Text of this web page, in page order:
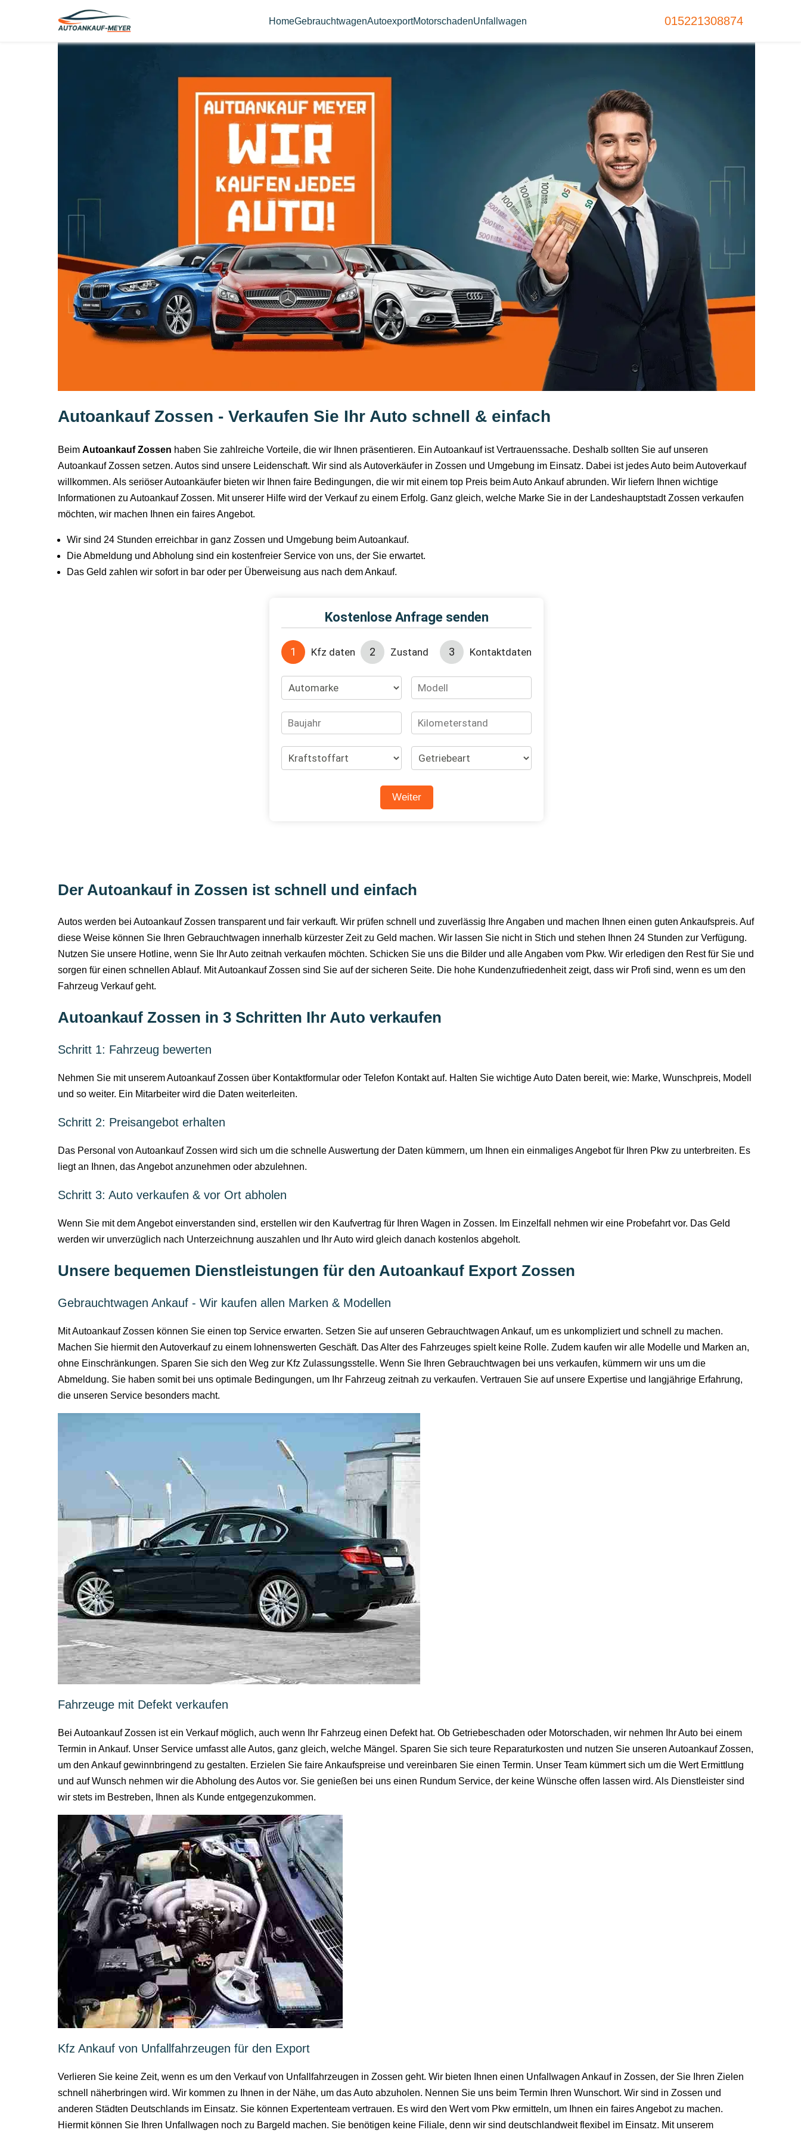
HomeGebrauchtwagenAutoexportMotorschadenUnfallwagen 015221308874
Autoankauf Zossen - Verkaufen Sie Ihr Auto schnell & einfach
Beim Autoankauf Zossen haben Sie zahlreiche Vorteile, die wir Ihnen präsentieren. Ein Autoankauf ist Vertrauenssache. Deshalb sollten Sie auf unseren
Autoankauf Zossen setzen. Autos sind unsere Leidenschaft. Wir sind als Autoverkäufer in Zossen und Umgebung im Einsatz. Dabei ist jedes Auto beim Autoverkauf
willkommen. Als seriöser Autoankäufer bieten wir Ihnen faire Bedingungen, die wir mit einem top Preis beim Auto Ankauf abrunden. Wir liefern Ihnen wichtige
Informationen zu Autoankauf Zossen. Mit unserer Hilfe wird der Verkauf zu einem Erfolg. Ganz gleich, welche Marke Sie in der Landeshauptstadt Zossen verkaufen
möchten, wir machen Ihnen ein faires Angebot.
Wir sind 24 Stunden erreichbar in ganz Zossen und Umgebung beim Autoankauf.
Die Abmeldung und Abholung sind ein kostenfreier Service von uns, der Sie erwartet.
Das Geld zahlen wir sofort in bar oder per Überweisung aus nach dem Ankauf.
Der Autoankauf in Zossen ist schnell und einfach
Autos werden bei Autoankauf Zossen transparent und fair verkauft. Wir prüfen schnell und zuverlässig Ihre Angaben und machen Ihnen einen guten Ankaufspreis. Auf
diese Weise können Sie Ihren Gebrauchtwagen innerhalb kürzester Zeit zu Geld machen. Wir lassen Sie nicht in Stich und stehen Ihnen 24 Stunden zur Verfügung.
Nutzen Sie unsere Hotline, wenn Sie Ihr Auto zeitnah verkaufen möchten. Schicken Sie uns die Bilder und alle Angaben vom Pkw. Wir erledigen den Rest für Sie und
sorgen für einen schnellen Ablauf. Mit Autoankauf Zossen sind Sie auf der sicheren Seite. Die hohe Kundenzufriedenheit zeigt, dass wir Profi sind, wenn es um den
Fahrzeug Verkauf geht.
Autoankauf Zossen in 3 Schritten Ihr Auto verkaufen
Schritt 1: Fahrzeug bewerten
Nehmen Sie mit unserem Autoankauf Zossen über Kontaktformular oder Telefon Kontakt auf. Halten Sie wichtige Auto Daten bereit, wie: Marke, Wunschpreis, Modell
und so weiter. Ein Mitarbeiter wird die Daten weiterleiten.
Schritt 2: Preisangebot erhalten
Das Personal von Autoankauf Zossen wird sich um die schnelle Auswertung der Daten kümmern, um Ihnen ein einmaliges Angebot für Ihren Pkw zu unterbreiten. Es
liegt an Ihnen, das Angebot anzunehmen oder abzulehnen.
Schritt 3: Auto verkaufen & vor Ort abholen
Wenn Sie mit dem Angebot einverstanden sind, erstellen wir den Kaufvertrag für Ihren Wagen in Zossen. Im Einzelfall nehmen wir eine Probefahrt vor. Das Geld
werden wir unverzüglich nach Unterzeichnung auszahlen und Ihr Auto wird gleich danach kostenlos abgeholt.
Unsere bequemen Dienstleistungen für den Autoankauf Export Zossen
Gebrauchtwagen Ankauf - Wir kaufen allen Marken & Modellen
Mit Autoankauf Zossen können Sie einen top Service erwarten. Setzen Sie auf unseren Gebrauchtwagen Ankauf, um es unkompliziert und schnell zu machen.
Machen Sie hiermit den Autoverkauf zu einem lohnenswerten Geschäft. Das Alter des Fahrzeuges spielt keine Rolle. Zudem kaufen wir alle Modelle und Marken an,
ohne Einschränkungen. Sparen Sie sich den Weg zur Kfz Zulassungsstelle. Wenn Sie Ihren Gebrauchtwagen bei uns verkaufen, kümmern wir uns um die
Abmeldung. Sie haben somit bei uns optimale Bedingungen, um Ihr Fahrzeug zeitnah zu verkaufen. Vertrauen Sie auf unsere Expertise und langjährige Erfahrung,
die unseren Service besonders macht.
Fahrzeuge mit Defekt verkaufen
Bei Autoankauf Zossen ist ein Verkauf möglich, auch wenn Ihr Fahrzeug einen Defekt hat. Ob Getriebeschaden oder Motorschaden, wir nehmen Ihr Auto bei einem
Termin in Ankauf. Unser Service umfasst alle Autos, ganz gleich, welche Mängel. Sparen Sie sich teure Reparaturkosten und nutzen Sie unseren Autoankauf Zossen,
um den Ankauf gewinnbringend zu gestalten. Erzielen Sie faire Ankaufspreise und vereinbaren Sie einen Termin. Unser Team kümmert sich um die Wert Ermittlung
und auf Wunsch nehmen wir die Abholung des Autos vor. Sie genießen bei uns einen Rundum Service, der keine Wünsche offen lassen wird. Als Dienstleister sind
wir stets im Bestreben, Ihnen als Kunde entgegenzukommen.
Kfz Ankauf von Unfallfahrzeugen für den Export
Verlieren Sie keine Zeit, wenn es um den Verkauf von Unfallfahrzeugen in Zossen geht. Wir bieten Ihnen einen Unfallwagen Ankauf in Zossen, der Sie Ihren Zielen
schnell näherbringen wird. Wir kommen zu Ihnen in der Nähe, um das Auto abzuholen. Nennen Sie uns beim Termin Ihren Wunschort. Wir sind in Zossen und
anderen Städten Deutschlands im Einsatz. Sie können Expertenteam vertrauen. Es wird den Wert vom Pkw ermitteln, um Ihnen ein faires Angebot zu machen.
Hiermit können Sie Ihren Unfallwagen noch zu Bargeld machen. Sie benötigen keine Filiale, denn wir sind deutschlandweit flexibel im Einsatz. Mit unserem